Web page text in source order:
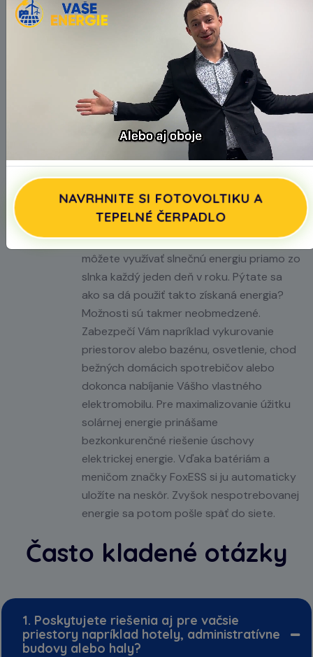
NAVRHNITE SI FOTOVOLTIKU A
TEPELNÉ ČERPADLO
jednosmerný prúd. Pomocou malého
zariadenia–striedača je jednosmerný prúd
automaticky zmenený na striedavý.
Existujúcim elektrickým domovým
rozvodom sa prúd vyvedie do miestnej
rozvodnej siete. Nevyužitá energia môže
byť uložená na neskôr v solárnej batérii,
akumulovaná do vody, alebo odoslaná do
verejnej siete.
Efektívne využitie solárnej
energie
Vďaka solárnym panelom špičkovej kvality
môžete využívať slnečnú energiu priamo zo
slnka každý jeden deň v roku. Pýtate sa
ako sa dá použiť takto získaná energia?
Možnosti sú takmer neobmedzené.
Zabezpečí Vám napríklad vykurovanie
priestorov alebo bazénu, osvetlenie, chod
bežných domácich spotrebičov alebo
dokonca nabíjanie Vášho vlastného
elektromobilu. Pre maximalizovanie úžitku
solárnej energie prinášame
bezkonkurenčné riešenie úschovy
elektrickej energie. Vďaka batériám a
meničom značky FoxESS si ju automaticky
uložíte na neskôr. Zvyšok nespotrebovanej
energie sa potom pošle späť do siete.
Často kladené otázky
1. Poskytujete riešenia aj pre vačsie
priestory napríklad hotely, administratívne
budovy alebo haly?